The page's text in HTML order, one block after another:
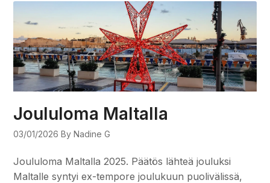
Joululoma Maltalla
03/01/2026 By Nadine G
Joululoma Maltalla 2025. Päätös lähteä jouluksi
Maltalle syntyi ex-tempore joulukuun puolivälissä,